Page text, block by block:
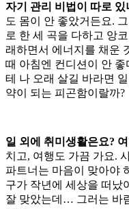
자기 관리 비법이 따로 있
도 몸이 안 좋았거든요.
로 한 세 곡을 다하고 앙
래하면서 에너지를 채운
때 아침엔 컨디션이 안
테 나 오래 살길 바라면
약이 되는 피곤함이랄까?
일 외에 취미생활은요?
치고, 여행도 가끔 가요.
파트너는 마음이 맞아야
구가 작년에 세상을 떠났
잘 맞았는데… 그러는 바